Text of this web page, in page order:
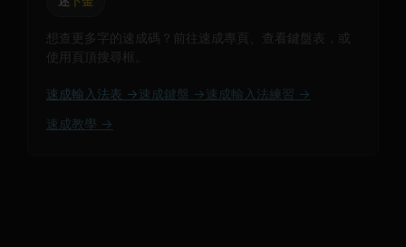
想查更多字的速成碼？前往速成專頁、查看鍵盤表，或
使用頁頂搜尋框。
速成輸入法表 → 速成鍵盤 → 速成輸入法練習 →
速成教學 →